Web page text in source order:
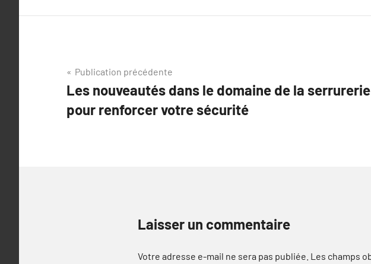
Navigation
de
l’article
Publication précédente
Les nouveautés dans le domaine de la serrurerie
pour renforcer votre sécurité
Laisser un commentaire
Votre adresse e-mail ne sera pas publiée. Les champs